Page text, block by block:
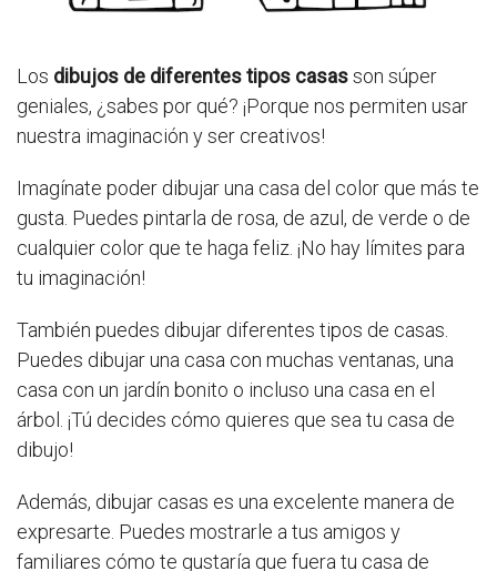
Los dibujos de diferentes tipos casasson súper
geniales, ¿sabes por qué? ¡Porque nos permiten usar
nuestra imaginación y ser creativos!
Imagínate poder dibujar una casa del color que más te
gusta. Puedes pintarla de rosa, de azul, de verde o de
cualquier color que te haga feliz. ¡No hay límites para
tu imaginación!
También puedes dibujar diferentes tipos de casas.
Puedes dibujar una casa con muchas ventanas, una
casa con un jardín bonito o incluso una casa en el
árbol. ¡Tú decides cómo quieres que sea tu casa de
dibujo!
Además, dibujar casas es una excelente manera de
expresarte. Puedes mostrarle a tus amigos y
familiares cómo te gustaría que fuera tu casa de